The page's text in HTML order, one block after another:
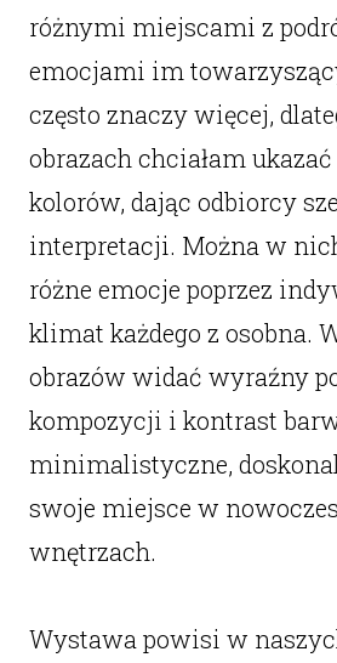
różnymi miejscami z
emocjami im
często znaczy więcej,
obrazach chciałam
kolorów, dając odbiorcy
interpretacji. Można w
różne emocje poprzez
klimat każdego z osobna.
obrazów widać wyraźny
kompozycji i kontrast
minimalistyczne,
swoje miejsce w
wnętrzach.
Wystawa powisi w